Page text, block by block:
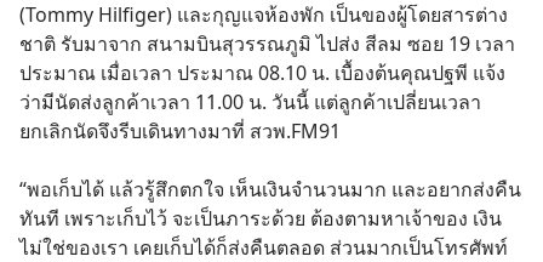
(Tommy Hilfiger) และกุญแจห้องพัก เป็นของผู้โดยสารต่าง
ชาติ รับมาจาก สนามบินสุวรรณภูมิ ไปส่ง สีลม ซอย 19 เวลา
ประมาณ เมื่อเวลา ประมาณ 08.10 น. เบื้องต้นคุณปฐพี แจ้ง
ว่ามีนัดส่งลูกค้าเวลา 11.00 น. วันนี้ แต่ลูกค้าเปลี่ยนเวลา
ยกเลิกนัดจึงรีบเดินทางมาที่ สวพ.FM91
“พอเก็บได้ แล้วรู้สึกตกใจ เห็นเงินจำนวนมาก และอยากส่งคืน
ทันที เพราะเก็บไว้ จะเป็นภาระด้วย ต้องตามหาเจ้าของ เงิน
ไม่ใช่ของเรา เคยเก็บได้ก็ส่งคืนตลอด ส่วนมากเป็นโทรศัพท์